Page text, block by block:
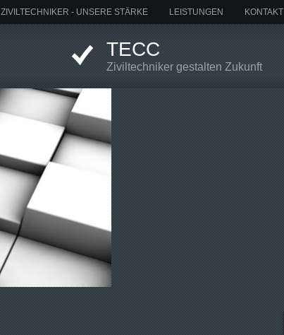
ZIVILTECHNIKER - UNSERE STÄRKE LEISTUNGEN KONTAKT
TECC
Ziviltechniker gestalten Zukunft